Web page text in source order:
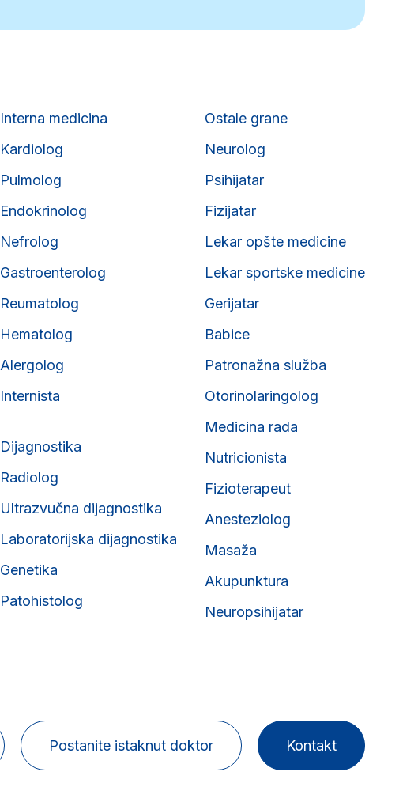
Interna medicina
Kardiolog
Pulmolog
Endokrinolog
Nefrolog
Gastroenterolog
Reumatolog
Hematolog
Alergolog
Internista
Dijagnostika
Radiolog
Ultrazvučna dijagnostika
Laboratorijska dijagnostika
Genetika
Patohistolog
Ostale grane
Neurolog
Psihijatar
Fizijatar
Lekar opšte medicine
Lekar sportske medicine
Gerijatar
Babice
Patronažna služba
Otorinolaringolog
Medicina rada
Nutricionista
Fizioterapeut
Anesteziolog
Masaža
Akupunktura
Neuropsihijatar
Postanite istaknut doktor Kontakt